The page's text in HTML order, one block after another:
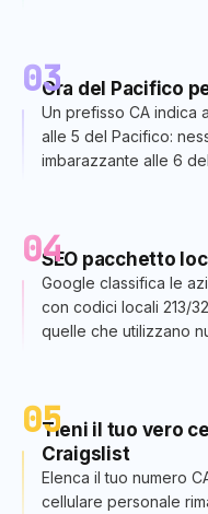
03Ora del Pacifico
Un prefisso CA indica
alle 5 del Pacifico:
imbarazzante alle 6
04SEO pacchetto
Google classifica le
con codici locali 213/
quelle che utilizzano
05Tieni il tuo vero
Craigslist
Elenca il tuo numero
cellulare personale